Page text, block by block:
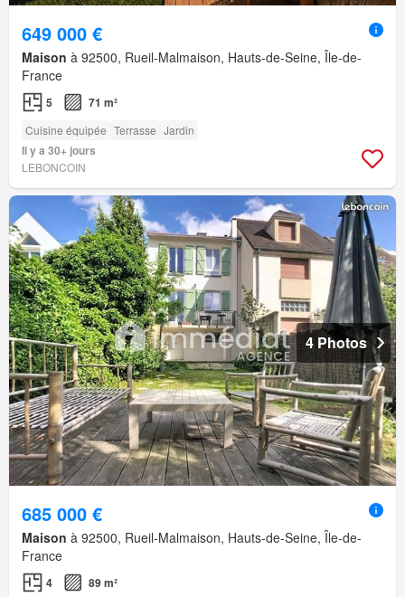
649 000 €
Maison à 92500, Rueil-Malmaison, Hauts-de-Seine, Île-de-
France
5 71 m²
Cuisine équipée Terrasse Jardin
Il y a 30+ jours
LEBONCOIN
4 Photos
685 000 €
Maison à 92500, Rueil-Malmaison, Hauts-de-Seine, Île-de-
France
4 89 m²